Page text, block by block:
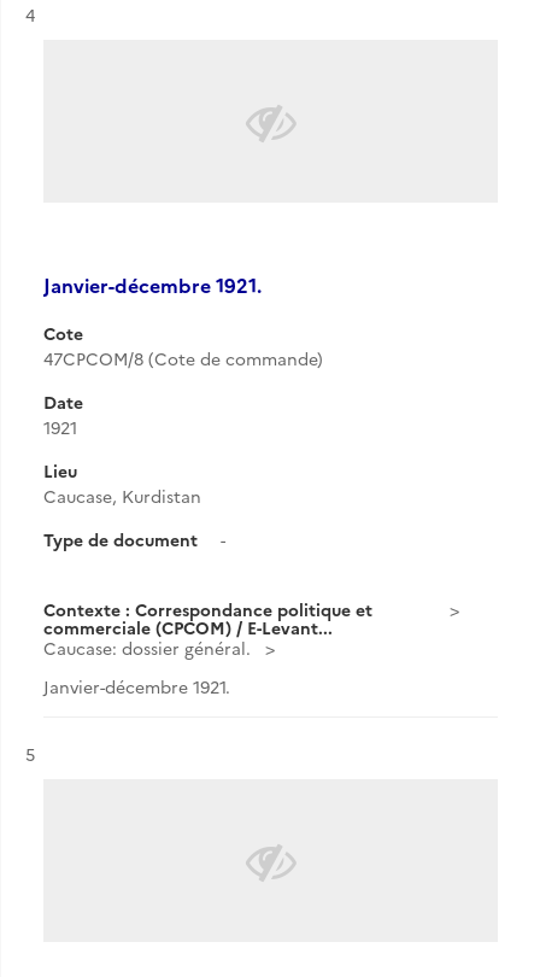
Résultat n°
4
Janvier-décembre 1921.
Cote
47CPCOM/8 (Cote de commande)
Date
1921
Lieu
Caucase, Kurdistan
Type de document
-
Contexte : Correspondance politique et
commerciale (CPCOM) / E-Levant...
Caucase: dossier général.
Janvier-décembre 1921.
Résultat n°
5